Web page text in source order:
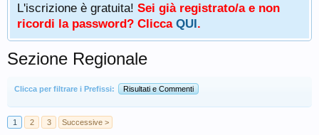
L'iscrizione è gratuita! Sei già registrato/a e non
ricordi la password? Clicca QUI.
Sezione Regionale
Clicca per filtrare i Prefissi: Risultati e Commenti
1 2 3 Successive >